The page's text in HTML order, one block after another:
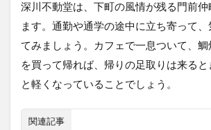
深川不動堂は、下町の風情が残る門前仲
ます。通勤や通学の途中に立ち寄って
てみましょう。カフェで一息ついて、
を買って帰れば、帰りの足取りは来る
と軽くなっていることでしょう。
関連記事